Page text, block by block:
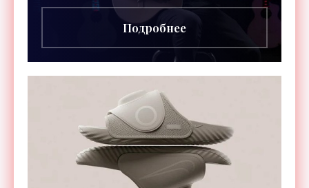
грифа. Светодиоды
Подробнее